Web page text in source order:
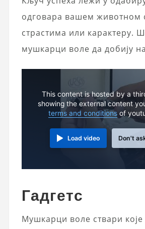
одговара вашем животном
страстима или карактеру.
мушкарци воле да добију
This content is hosted by a
showing the external content
terms and conditions of
Load video Don't
Гадгетс
Мушкарци воле ствари које